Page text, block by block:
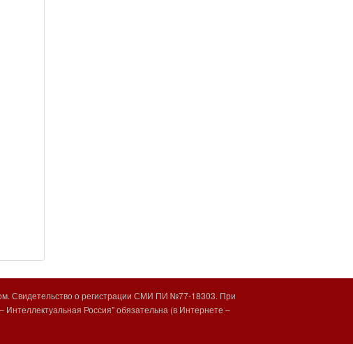
Свидетельство о регистрации СМИ ПИ №77-18303. При
Россия" обязательна (в Интернете –